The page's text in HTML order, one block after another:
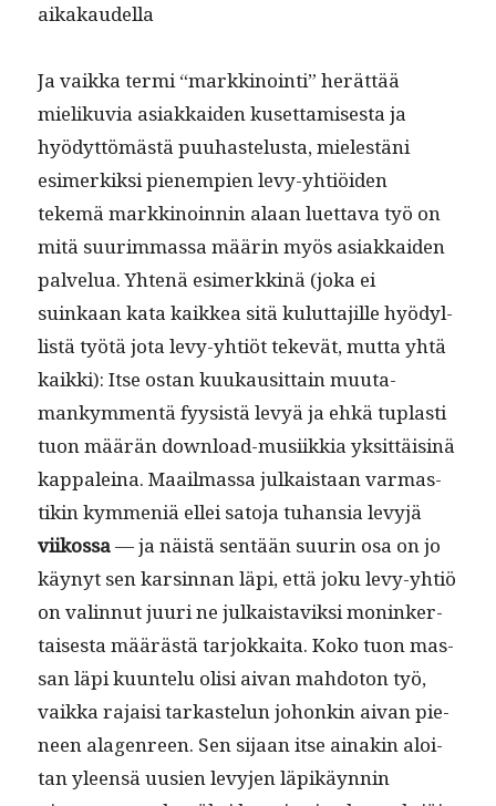
aikakaudella
Ja vaik­ka ter­mi “markki­noin­ti” herät­tää
mieliku­via asi­akkaiden kuset­tamis­es­ta ja
hyödyt­tömästä puuhastelus­ta, mielestäni
esimerkik­si pienem­pi­en levy-yhtiöi­den
tekemä markki­noin­nin alaan luet­ta­va työ on
mitä suurim­mas­sa määrin myös asi­akkaiden
palvelua. Yht­enä esimerkkinä (joka ei
suinkaan kata kaikkea sitä kulut­ta­jille hyödyl­
listä työtä jota levy-yhtiöt tekevät, mut­ta yhtä
kaik­ki): Itse ostan kuukausit­tain muu­ta­
mankym­men­tä fyy­sistä levyä ja ehkä tuplas­ti
tuon määrän down­load-musi­ikkia yksit­täis­inä
kap­paleina. Maail­mas­sa julka­istaan var­mas­
tikin kym­meniä ellei sato­ja tuhan­sia levyjä
viikos­sa— ja näistä sen­tään suurin osa on jo
käynyt sen karsin­nan läpi, että joku levy-yhtiö
on valin­nut juuri ne julka­istaviksi moninker­
tais­es­ta määrästä tar­jokkai­ta. Koko tuon mas­
san läpi kuun­telu olisi aivan mah­do­ton työ,
vaik­ka rajaisi tarkastelun johonkin aivan pie­
neen ala­gen­reen. Sen sijaan itse ainakin aloi­
tan yleen­sä uusien levy­jen läpikäyn­nin